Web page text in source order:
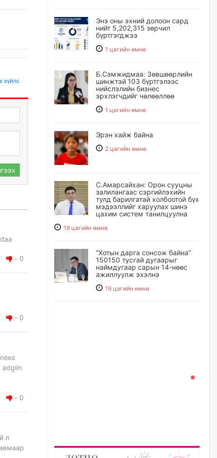
зүйлс
- 0
- 0
adgiin
- 0
л
Энэ оны эхний долоон сард
нийт 5,202,315 зөрчил
бүртгэгджээ
1 цагийн өмнө
Б.Сэмжидмаа: Зөвшөөрлийн
шинжтэй 103 бүртгэлээс
нийслэлийн бизнес
эрхлэгчдийг чөлөөллөө
1 цагийн өмнө
Эрэн хайж байна
2 цагийн өмнө
С.Амарсайхан: Орон сууцны
залилангаас сэргийлэхийн
тулд барилгатай холбоотой бүх
мэдээллийг харуулах шинэ
цахим систем танилцуулна
19 цагийн өмнө
“Хотын дарга сонсож байна”
150150 тусгай дугаарыг
наймдугаар сарын 14-нөөс
ажиллуулж эхэлнэ
19 цагийн өмнө
"Урьхан" Б.Чинбат гэж хүн
бизнес хамтрагчаа гүтгэж